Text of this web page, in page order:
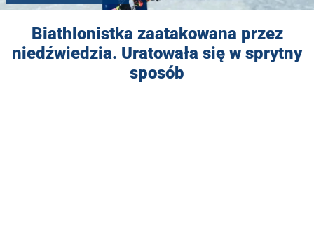
Biathlonistka zaatakowana przez
niedźwiedzia. Uratowała się w sprytny
sposób